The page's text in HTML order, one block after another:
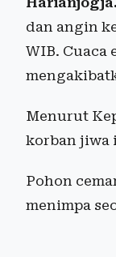
dan angin
WIB. Cuaca
Menurut
korban jiwa
Pohon
menimpa